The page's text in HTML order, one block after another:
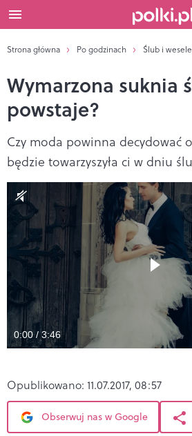
Strona główna Po godzinach Ślub i wesele
Wymarzona suknia
powstaje?
Czy moda powinna decydować
będzie towarzyszyła ci w dniu
0:00 / 3:46
Opublikowano: 11.07.2017, 08:57
Obserwuj nas w Google